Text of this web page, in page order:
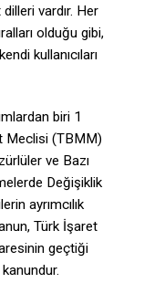
vardır. Her
olduğu gibi,
kullanıcıları
biri 1
Meclisi (TBMM)
ve Bazı
Değişiklik
ayrımcılık
Türk İşaret
geçtiği